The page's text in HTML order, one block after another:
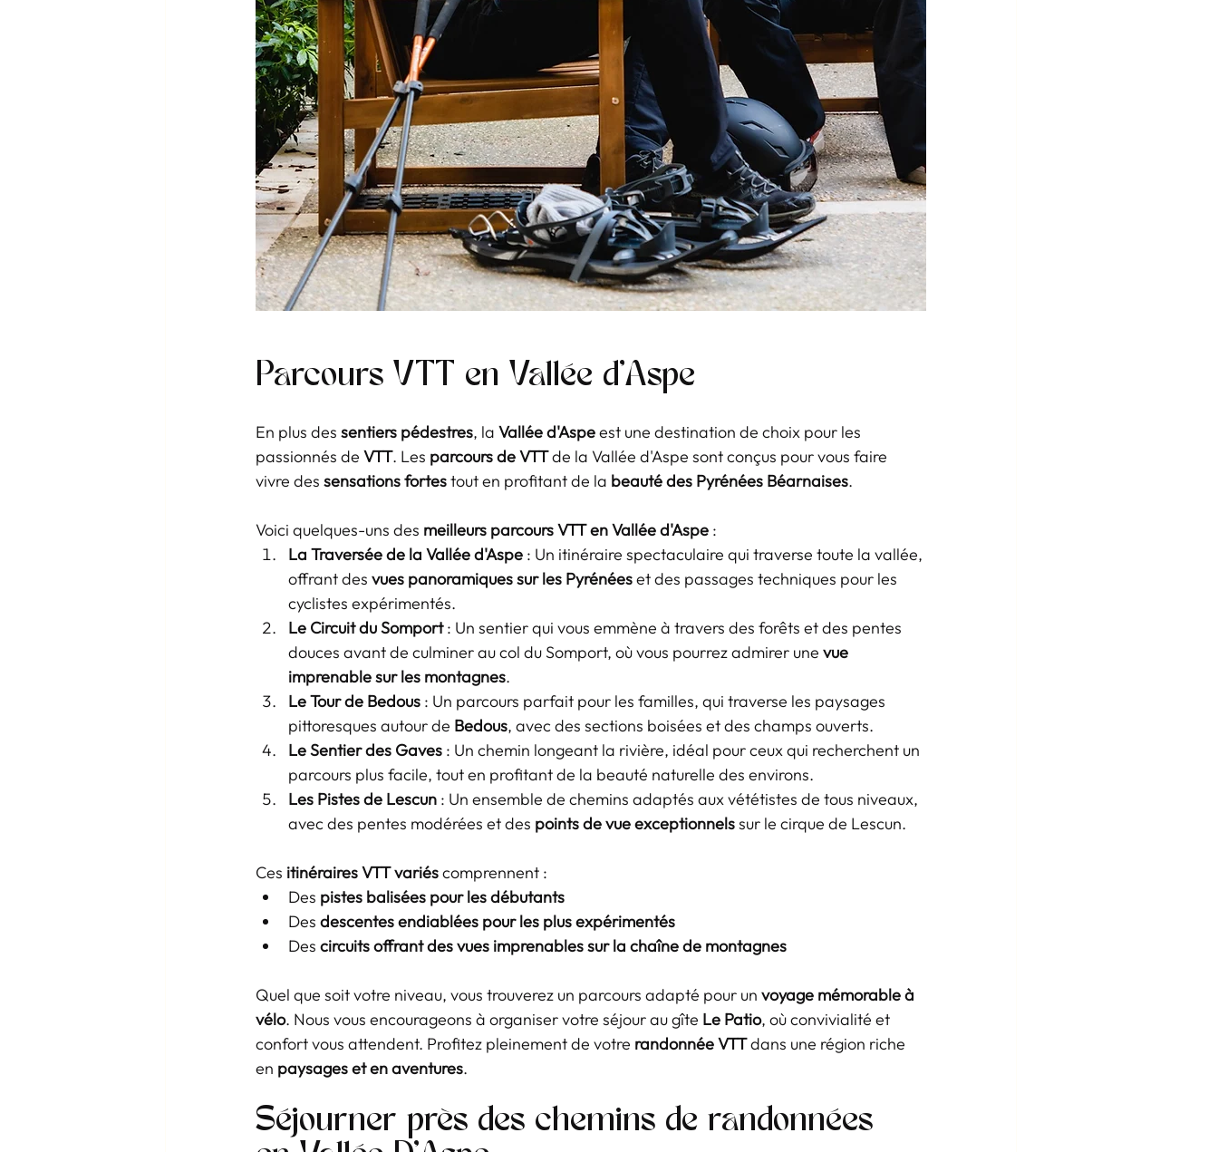
Parcours VTT en Vallée d'Aspe
En plus des sentiers pédestres, la Vallée d'Aspe est une destination de choix pour les
passionnés de VTT. Les parcours de VTT de la Vallée d'Aspe sont conçus pour vous faire
vivre des sensations fortes tout en profitant de la beauté des Pyrénées Béarnaises.
Voici quelques-uns des meilleurs parcours VTT en Vallée d'Aspe :
La Traversée de la Vallée d'Aspe : Un itinéraire spectaculaire qui traverse toute la vallée,
offrant des vues panoramiques sur les Pyrénées et des passages techniques pour les
cyclistes expérimentés.
Le Circuit du Somport : Un sentier qui vous emmène à travers des forêts et des pentes
douces avant de culminer au col du Somport, où vous pourrez admirer une vue
imprenable sur les montagnes.
Le Tour de Bedous : Un parcours parfait pour les familles, qui traverse les paysages
pittoresques autour de Bedous, avec des sections boisées et des champs ouverts.
Le Sentier des Gaves : Un chemin longeant la rivière, idéal pour ceux qui recherchent un
parcours plus facile, tout en profitant de la beauté naturelle des environs.
Les Pistes de Lescun : Un ensemble de chemins adaptés aux vététistes de tous niveaux,
avec des pentes modérées et des points de vue exceptionnels sur le cirque de Lescun.
Ces itinéraires VTT variés comprennent :
Des pistes balisées pour les débutants
Des descentes endiablées pour les plus expérimentés
Des circuits offrant des vues imprenables sur la chaîne de montagnes
Quel que soit votre niveau, vous trouverez un parcours adapté pour un voyage mémorable à
vélo. Nous vous encourageons à organiser votre séjour au gîte Le Patio, où convivialité et
confort vous attendent. Profitez pleinement de votre randonnée VTT dans une région riche
en paysages et en aventures.
Séjourner près des chemins de randonnées